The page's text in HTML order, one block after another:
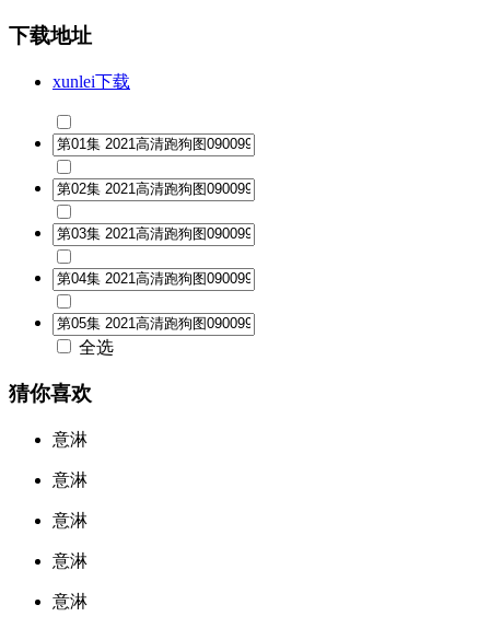
下载地址
xunlei下载
全选
猜你喜欢
意淋
意淋
意淋
意淋
意淋